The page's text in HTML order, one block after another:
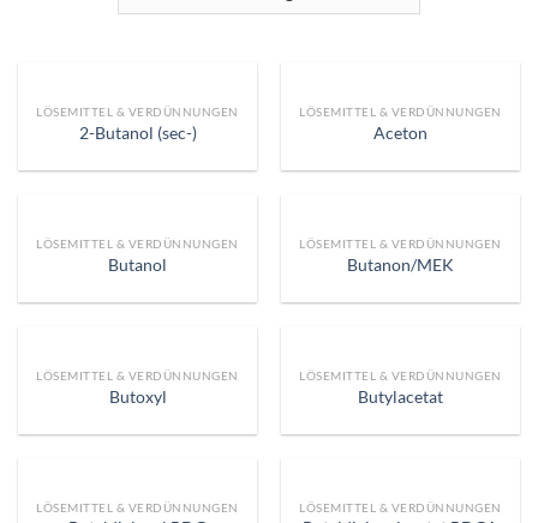
LÖSEMITTEL & VERDÜNNUNGEN
2-Butanol (sec-)
LÖSEMITTEL & VERDÜNNUNGEN
Aceton
LÖSEMITTEL & VERDÜNNUNGEN
Butanol
LÖSEMITTEL & VERDÜNNUNGEN
Butanon/MEK
LÖSEMITTEL & VERDÜNNUNGEN
Butoxyl
LÖSEMITTEL & VERDÜNNUNGEN
Butylacetat
LÖSEMITTEL & VERDÜNNUNGEN LÖSEMITTEL & VERDÜNNUNGEN